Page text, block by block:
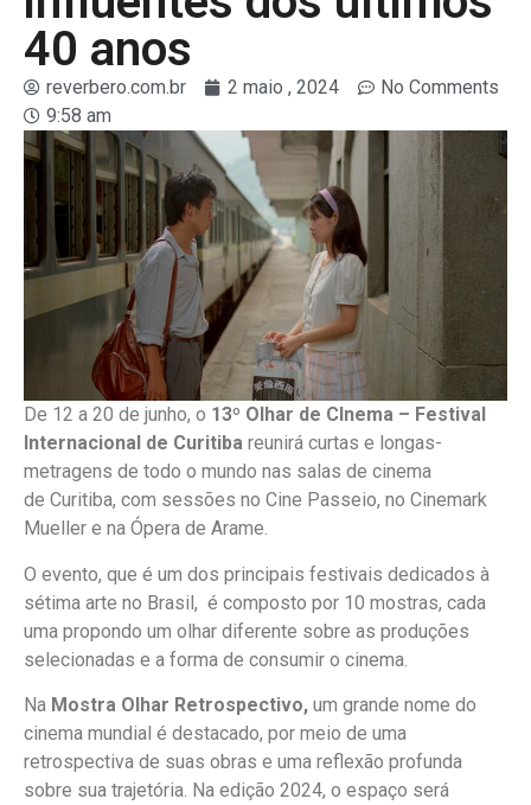
40 anos
reverbero.com.br 2 maio , 2024
No Comments
9:58 am
De 12 a 20 de junho, o 13º Olhar de CInema – Festival
Internacional de Curitiba reunirá curtas e longas-
metragens de todo o mundo nas salas de cinema
de Curitiba, com sessões no Cine Passeio, no Cinemark
Mueller e na Ópera de Arame.
O evento, que é um dos principais festivais dedicados à
sétima arte no Brasil, é composto por 10 mostras, cada
uma propondo um olhar diferente sobre as produções
selecionadas e a forma de consumir o cinema.
Na Mostra Olhar Retrospectivo, um grande nome do
cinema mundial é destacado, por meio de uma
retrospectiva de suas obras e uma reflexão profunda
sobre sua trajetória. Na edição 2024, o espaço será